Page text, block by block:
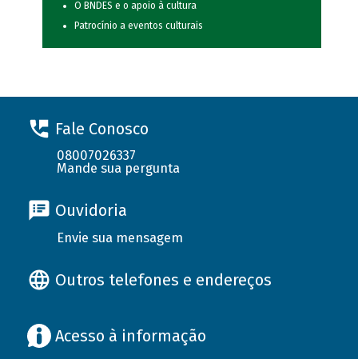
O BNDES e o apoio à cultura
Patrocínio a eventos culturais
Fale Conosco
08007026337
Mande sua pergunta
Ouvidoria
Envie sua mensagem
Outros telefones e endereços
Acesso à informação